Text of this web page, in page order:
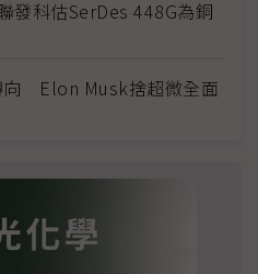
科估SerDes 448G為銅
向 Elon Musk捨超微全面